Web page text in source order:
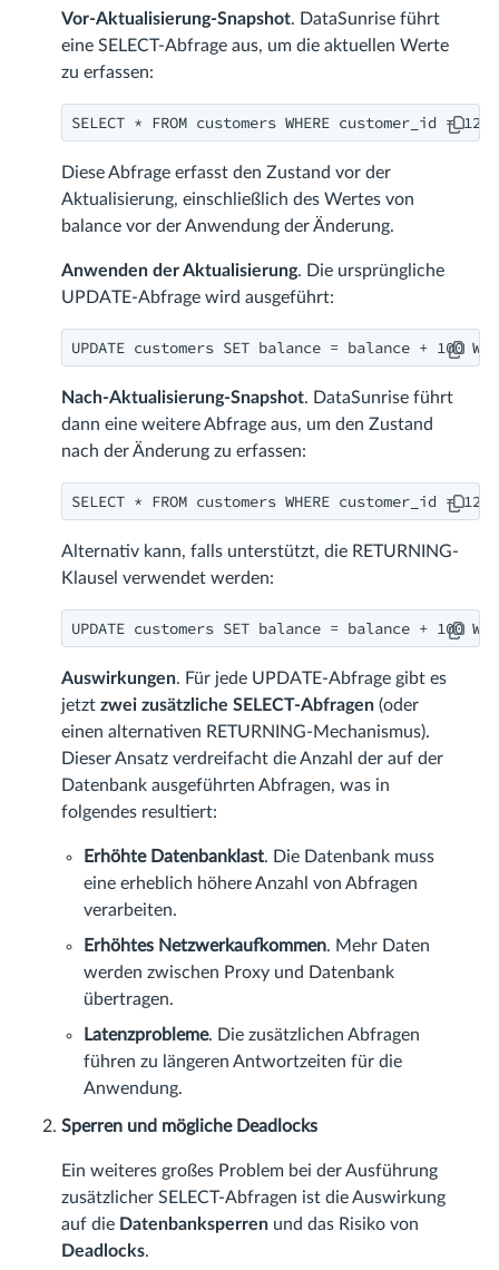
Vor-Aktualisierung-Snapshot. DataSunrise führt
eine SELECT-Abfrage aus, um die aktuellen Werte
zu erfassen:
SELECT * FROM customers WHERE customer_id =
Diese Abfrage erfasst den Zustand vor der
Aktualisierung, einschließlich des Wertes von
balance vor der Anwendung der Änderung.
Anwenden der Aktualisierung. Die ursprüngliche
UPDATE-Abfrage wird ausgeführt:
UPDATE customers SET balance = balance + 100
Nach-Aktualisierung-Snapshot. DataSunrise führt
dann eine weitere Abfrage aus, um den Zustand
nach der Änderung zu erfassen:
SELECT * FROM customers WHERE customer_id =
Alternativ kann, falls unterstützt, die RETURNING-
Klausel verwendet werden:
UPDATE customers SET balance = balance + 100
Auswirkungen. Für jede UPDATE-Abfrage gibt es
jetzt zwei zusätzliche SELECT-Abfragen (oder
einen alternativen RETURNING-Mechanismus).
Dieser Ansatz verdreifacht die Anzahl der auf der
Datenbank ausgeführten Abfragen, was in
folgendes resultiert:
Erhöhte Datenbanklast. Die Datenbank muss
eine erheblich höhere Anzahl von Abfragen
verarbeiten.
Erhöhtes Netzwerkaufkommen. Mehr Daten
werden zwischen Proxy und Datenbank
übertragen.
Latenzprobleme. Die zusätzlichen Abfragen
führen zu längeren Antwortzeiten für die
Anwendung.
Sperren und mögliche Deadlocks
Ein weiteres großes Problem bei der Ausführung
zusätzlicher SELECT-Abfragen ist die Auswirkung
auf die Datenbanksperren und das Risiko von
Deadlocks.